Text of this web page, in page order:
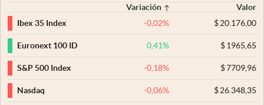
Variación
Valor
Ibex 35 Index
-0,02% $20.176,00
Euronext 100 ID 0,41% $1965,65
S&P 500 Index -0,18% $7709,96
Nasdaq -0,06% $26.348,35